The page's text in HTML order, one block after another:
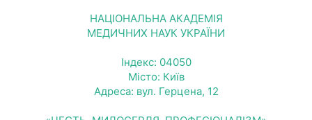
НАЦІОНАЛЬНА АКАДЕМІЯ
МЕДИЧНИХ НАУК УКРАЇНИ
Індекс: 04050
Місто: Київ
Адреса: вул. Герцена, 12